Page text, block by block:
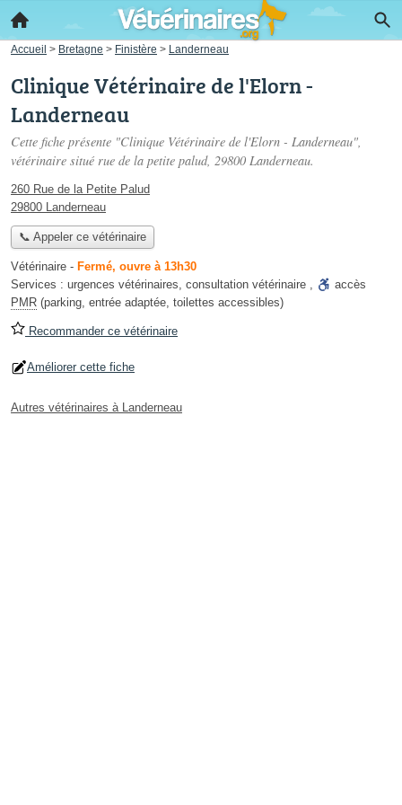
Accueil > Bretagne > Finistère > Landerneau
Clinique Vétérinaire de l'Elorn -
Landerneau
Cette fiche présente "Clinique Vétérinaire de l'Elorn - Landerneau",
vétérinaire situé rue de la petite palud, 29800 Landerneau.
260 Rue de la Petite Palud
29800 Landerneau
📞 Appeler ce vétérinaire
Vétérinaire - Fermé, ouvre à 13h30
Services : urgences vétérinaires, consultation vétérinaire ,
accès
PMR (parking, entrée adaptée, toilettes accessibles)
Recommander ce vétérinaire
Améliorer cette fiche
Autres vétérinaires à Landerneau